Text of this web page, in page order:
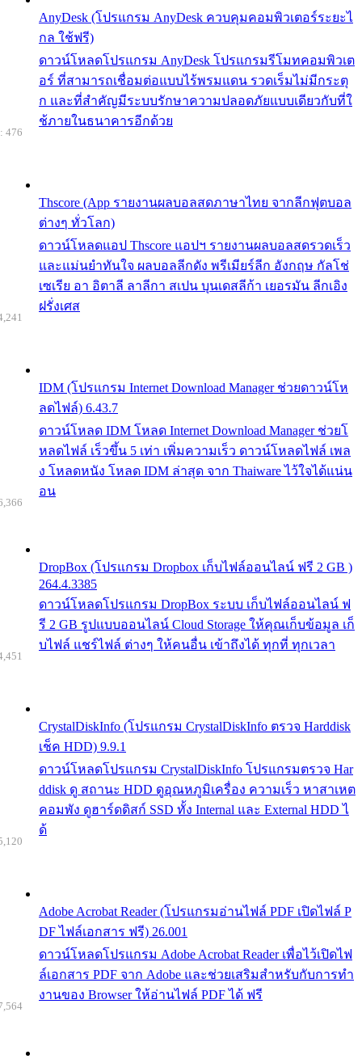
AnyDesk (โปรแกรม AnyDesk ควบคุมคอมพิวเตอร์ระยะไ
กล ใช้ฟรี)
ดาวน์โหลดโปรแกรม AnyDesk โปรแกรมรีโมทคอมพิวเต
อร์ ที่สามารถเชื่อมต่อแบบไร้พรมแดน รวดเร็มไม่มีกระตุ
ก และที่สำคัญมีระบบรักษาความปลอดภัยแบบเดียวกับที่ใ
ช้ภายในธนาคารอีกด้วย
Thscore (App รายงานผลบอลสดภาษาไทย จากลีกฟุตบอล
ต่างๆ ทั่วโลก)
ดาวน์โหลดแอป Thscore แอปฯ รายงานผลบอลสดรวดเร็ว
และแม่นยำทันใจ ผลบอลลีกดัง พรีเมียร์ลีก อังกฤษ กัลโช่
เซเรีย อา อิตาลี ลาลีกา สเปน บุนเดสลีก้า เยอรมัน ลีกเอิง
ฝรั่งเศส
476
IDM (โปรแกรม Internet Download Manager ช่วยดาวน์โห
ลดไฟล์) 6.43.7
ดาวน์โหลด IDM โหลด Internet Download Manager ช่วยโ
หลดไฟล์ เร็วขึ้น 5 เท่า เพิ่มความเร็ว ดาวน์โหลดไฟล์ เพล
ง โหลดหนัง โหลด IDM ล่าสุด จาก Thaiware ไว้ใจได้แน่น
อน
DropBox (โปรแกรม Dropbox เก็บไฟล์ออนไลน์ ฟรี 2 GB )
264.4.3385
ดาวน์โหลดโปรแกรม DropBox ระบบ เก็บไฟล์ออนไลน์ ฟ
รี 2 GB รูปแบบออนไลน์ Cloud Storage ให้คุณเก็บข้อมูล เก็
บไฟล์ แชร์ไฟล์ ต่างๆ ให้คนอื่น เข้าถึงได้ ทุกที่ ทุกเวลา
CrystalDiskInfo (โปรแกรม CrystalDiskInfo ตรวจ Harddisk
เช็ค HDD) 9.9.1
ดาวน์โหลดโปรแกรม CrystalDiskInfo โปรแกรมตรวจ Har
ddisk ดู สถานะ HDD ดูอุณหภูมิเครื่อง ความเร็ว หาสาเหต
คอมพัง ดูฮาร์ดดิสก์ SSD ทั้ง Internal และ External HDD ไ
ด้
Adobe Acrobat Reader (โปรแกรมอ่านไฟล์ PDF เปิดไฟล์ P
DF ไฟล์เอกสาร ฟรี) 26.001
ดาวน์โหลดโปรแกรม Adobe Acrobat Reader เพื่อไว้เปิดไฟ
ล์เอกสาร PDF จาก Adobe และช่วยเสริมสำหรับกับการทำ
งานของ Browser ให้อ่านไฟล์ PDF ได้ ฟรี